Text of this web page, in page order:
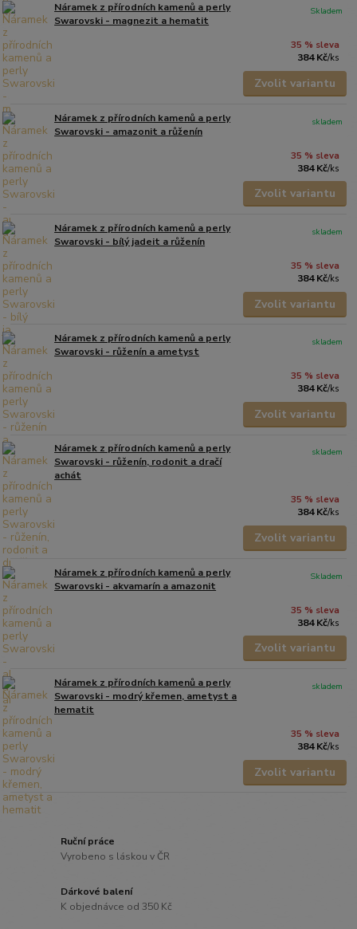
Náramek z přírodních kamenů a perly
Swarovski - magnezit a hematit
35 % sleva
384 Kč/ks
Skladem
Zvolit variantu
Náramek z přírodních kamenů a perly
Swarovski - amazonit a růženín
35 % sleva
384 Kč/ks
skladem
Zvolit variantu
Náramek z přírodních kamenů a perly
Swarovski - bílý jadeit a růženín
35 % sleva
384 Kč/ks
skladem
Zvolit variantu
Náramek z přírodních kamenů a perly
Swarovski - růženín a ametyst
35 % sleva
384 Kč/ks
skladem
Zvolit variantu
Náramek z přírodních kamenů a perly
Swarovski - růženín, rodonit a dračí
achát
35 % sleva
384 Kč/ks
skladem
Zvolit variantu
Náramek z přírodních kamenů a perly
Swarovski - akvamarín a amazonit
35 % sleva
384 Kč/ks
Skladem
Zvolit variantu
Náramek z přírodních kamenů a perly
Swarovski - modrý křemen, ametyst a
hematit
35 % sleva
384 Kč/ks
skladem
Zvolit variantu
Ruční práce
Vyrobeno s láskou v ČR
Dárkové balení
K objednávce od 350 Kč